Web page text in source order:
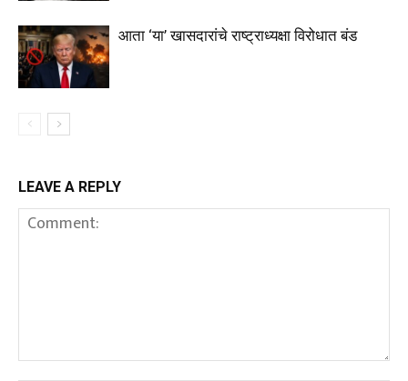
आता ‘या’ खासदारांचे राष्ट्राध्यक्षा विरोधात बंड
LEAVE A REPLY